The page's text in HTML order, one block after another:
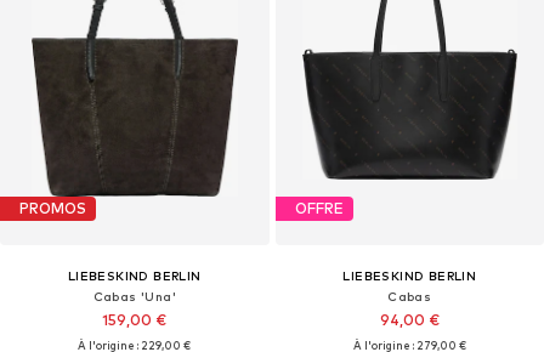
PROMOS
LIEBESKIND BERLIN
Cabas 'Una'
159,00 €
À l'origine : 229,00 €
OFFRE
LIEBESKIND BERLIN
Cabas
94,00 €
À l'origine : 279,00 €